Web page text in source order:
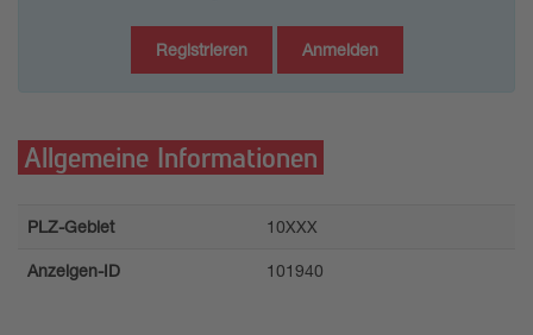
Registrieren Anmelden
Allgemeine Informationen
PLZ-Gebiet 10XXX
Anzeigen-ID 101940